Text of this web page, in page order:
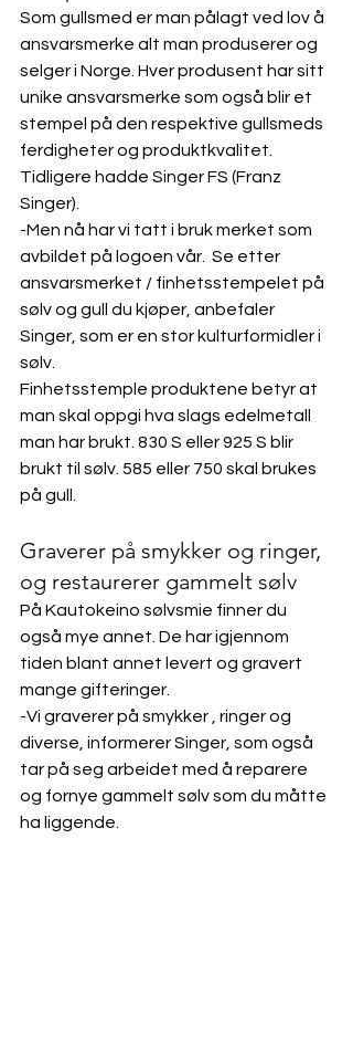
Som gullsmed er man pålagt ved lov å
ansvarsmerke alt man produserer og
selger i Norge. Hver produsent har sitt
unike ansvarsmerke som også blir et
stempel på den respektive gullsmeds
ferdigheter og produktkvalitet.
Tidligere hadde Singer FS (Franz
Singer).
-Men nå har vi tatt i bruk merket som
avbildet på logoen vår.  Se etter
ansvarsmerket / finhetsstempelet på
sølv og gull du kjøper, anbefaler
Singer, som er en stor kulturformidler i
sølv.
Finhetsstemple produktene betyr at
man skal oppgi hva slags edelmetall
man har brukt. 830 S eller 925 S blir
brukt til sølv. 585 eller 750 skal brukes
på gull.
Graverer på smykker og ringer,
og restaurerer gammelt sølv
På Kautokeino sølvsmie finner du
også mye annet. De har igjennom
tiden blant annet levert og gravert
mange gifteringer.
-Vi graverer på smykker , ringer og
diverse, informerer Singer, som også
tar på seg arbeidet med å reparere
og fornye gammelt sølv som du måtte
ha liggende.